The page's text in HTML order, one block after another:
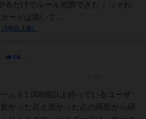
るだけでルール把握できた！（それ
ードは抜いて...
5年以上前）
0名
ムを1,000個以上持っているユーザ
かった点と悪かった点の両面から紹